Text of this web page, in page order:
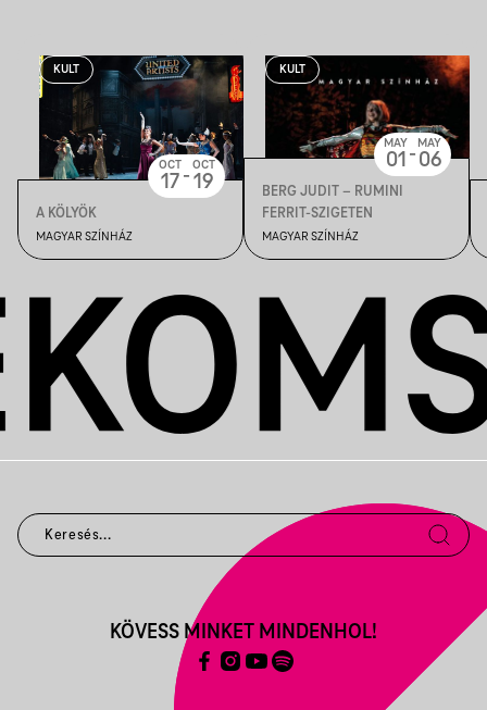
KULT
A KÖLYÖK
MAGYAR SZÍNHÁZ
OCT
17 - OCT
19
KULT
BERG JUDIT – RUMINI
FERRIT-SZIGETEN
MAGYAR SZÍNHÁZ
MAY
01 - MAY
06
KÖVESS MINKET MINDENHOL!